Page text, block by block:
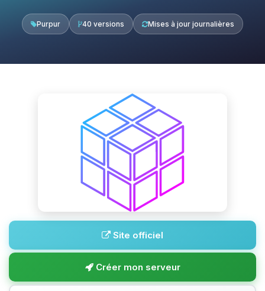
Purpur 40 versions Mises à jour journalières
Site officiel
Créer mon serveur